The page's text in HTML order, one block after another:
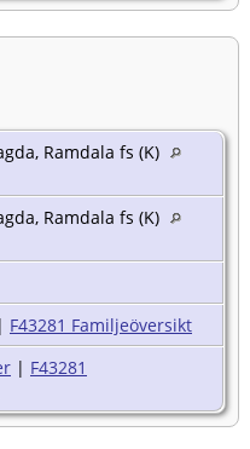
Ramdala fs (K)
Ramdala fs (K)
| F43281 Familjeöversikt
| F43281